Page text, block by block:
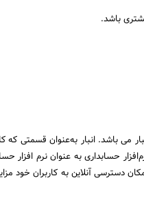
باشد.
می باشد. انبار به‌عنوان قسمتی که
حسابداری به عنوان نرم افزار
دسترسی آنلاین به کاربران خود